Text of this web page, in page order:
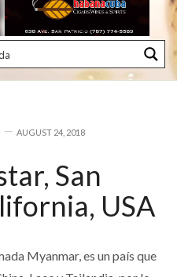
AUGUST 24, 2018
San
USA
Myanmar, es un país que